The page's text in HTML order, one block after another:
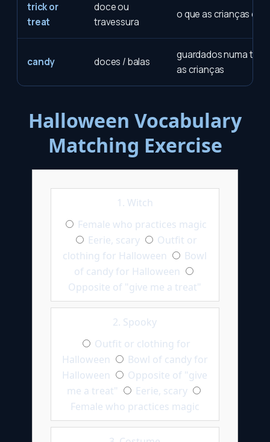
trick or
treat
doce ou
travessura
o que as crianças
candy doces / balas
guardados numa
as crianças